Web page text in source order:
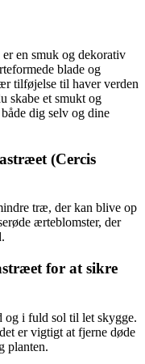
en smuk og dekorativ
blade og
tilføjelse til haver verden
skabe et smukt og
dig selv og dine
(Cercis
træ, der kan blive op
ærteblomster, der
for at sikre
og i fuld sol til let skygge.
er vigtigt at fjerne døde
planten.